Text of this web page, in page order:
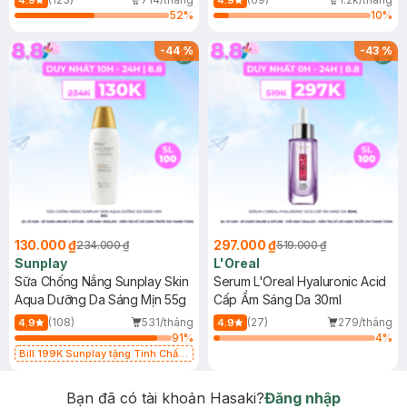
52%
10%
-44%
130.000 ₫234.000 ₫
Sunplay
Sữa Chống Nắng Sunplay Skin
Aqua Dưỡng Da Sáng Mịn 55g
4.9 (108)
531/tháng
91%
Bill 199K Sunplay tặng Tinh Chất
-43%
297.000 ₫519.000 ₫
L'Oreal
Serum L'Oreal Hyaluronic Acid
Cấp Ẩm Sáng Da 30ml
4.9 (27)
279/tháng
4%
Bạn đã có tài khoản Hasaki?Đăng nhập